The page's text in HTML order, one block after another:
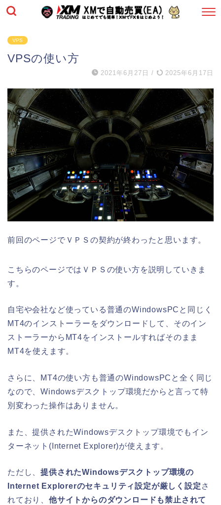
VPS
VPSの使い方
2021年6月27日 / 2025年6月17日
前回のページでＶＰＳの契約が終わったと思います。
こちらのページではＶＰＳの使い方を説明していきま
す。
自宅や会社など使っている普通のWindowsPCと同じく
MT4のインストーラーをダウンロードして、そのイン
ストーラーからMT4をインストールすればそのまま
MT4を使えます。
さらに、MT4の使い方も普通のWindowsPCと全く同じ
なので、Windowsデスクトップ環境だからと言って特
別変わった操作はありません。
また、提供されたWindowsデスクトップ環境でもイン
ターネット(Internet Explorer)が使えます。
ただし、提供されたWindowsデスクトップ環境の
Internet Explorerのセキュリティ設定が厳しく設定 さ
れており、 他サイトからのダウンロードも禁止されて